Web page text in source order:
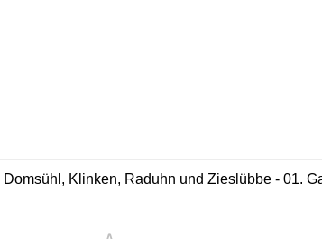
Klinken, Raduhn und Zieslübbe - 01.